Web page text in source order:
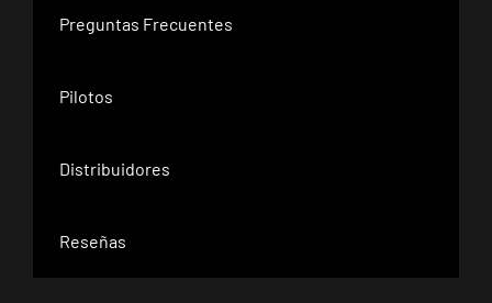
Preguntas Frecuentes
Pilotos
Distribuidores
Reseñas